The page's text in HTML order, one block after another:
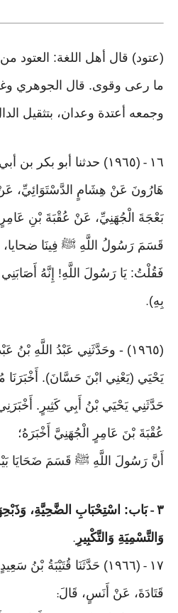
(عتود) قال أهل اللغة: العتود
ما رعى وقوى. قال الجوهري
وجمعه أعتدة وعدان، بتثقيل
١٦ -
(١٩٦٥) حدثنا أبو بكر بن
هَارُونَ عَنْ هِشَامٍ الدَّسْتَوَائِيِّ،
بَعْجَةَ الْجُهَنِيِّ، عَنْ عُقْبَةَ بْنِ
قَسَمَ رَسُولُ اللَّهِ ﷺ فِينَا ضحايا،
فَقُلْتُ: يَا رَسُولَ اللَّهِ! إِنَّهُ
بِهِ).
(١٩٦٥) - وحَدَّثَنِي عَبْدُ اللَّهِ
يَحْيَي (يَعْنِي ابْنَ حَسَّانَ). أَخْبَرَنَا
حَدَّثَنِي يَحْيَي بْنُ أَبِي كَثِيرٍ.
عُقْبَةَ بْنَ عَامِرٍ الْجُهَنِيَّ أَخْبَرَهُ؛
أَنَّ رَسُولَ اللَّهِ ﷺ قَسَمَ ضَحَايَا
٣ -بَاب: اسْتِحْبَابِ الضَّحِيَّةِ،
وَالتَّسْمِيَةِ وَالتَّكْبِيرِ .
١٧ -
(١٩٦٦) حَدَّثَنَا قُتَيْبَةُ بْنُ
قَتَادَةَ، عَنْ أَنَسٍ، قَالَ: